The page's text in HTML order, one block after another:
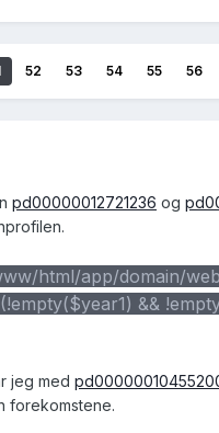
52 53 54 55 56
pd00000012721236 og
html/app/domain/
&&
jeg med
forekomstene.